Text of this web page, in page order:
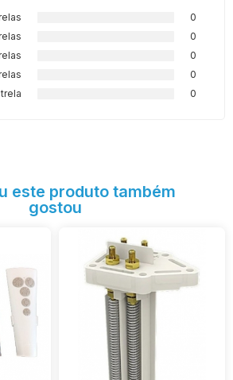
0
0
0
0
0
este produto também
gostou